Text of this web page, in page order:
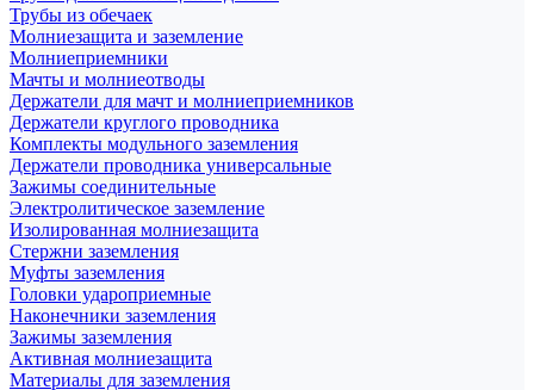
Трубы из обечаек
Молниезащита и заземление
Молниеприемники
Мачты и молниеотводы
Держатели для мачт и молниеприемников
Держатели круглого проводника
Комплекты модульного заземления
Держатели проводника универсальные
Зажимы соединительные
Электролитическое заземление
Изолированная молниезащита
Стержни заземления
Муфты заземления
Головки удароприемные
Наконечники заземления
Зажимы заземления
Активная молниезащита
Материалы для заземления